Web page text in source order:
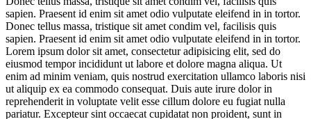
sapien. Praesent id enim sit amet odio vulputate eleifend in in tortor.
Donec tellus massa, tristique sit amet condim vel, facilisis quis
sapien. Praesent id enim sit amet odio vulputate eleifend in in tortor.
Lorem ipsum dolor sit amet, consectetur adipisicing elit, sed do
eiusmod tempor incididunt ut labore et dolore magna aliqua. Ut
enim ad minim veniam, quis nostrud exercitation ullamco laboris nisi
ut aliquip ex ea commodo consequat. Duis aute irure dolor in
reprehenderit in voluptate velit esse cillum dolore eu fugiat nulla
pariatur. Excepteur sint occaecat cupidatat non proident, sunt in